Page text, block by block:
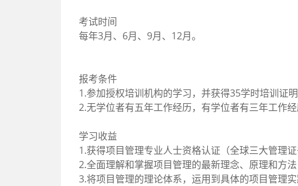
考试时间
每年3月、6月、9月、12月。
报考条件
1.参加授权培训机构的学习，并获得35学时培训证明
2.无学位者有五年工作经历，有学位者有三年工作
学习收益
1.获得项目管理专业人士资格认证（全球三大管理证
2.全面理解和掌握项目管理的最新理念、原理和方
3.将项目管理的理论体系，运用到具体的项目管理